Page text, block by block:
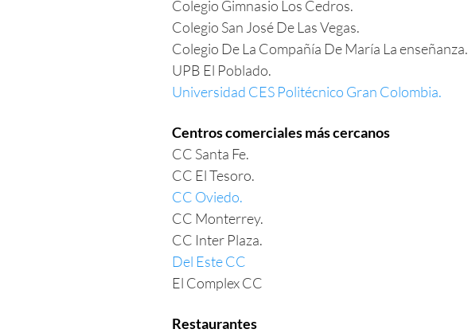
Colegio Gimnasio Los Cedros.
Colegio San José De Las Vegas.
Colegio De La Compañía De María La enseñanza.
UPB El Poblado.
Universidad CES Politécnico Gran Colombia.
Centros comerciales más cercanos
CC Santa Fe.
CC El Tesoro.
CC Oviedo.
CC Monterrey.
CC Inter Plaza.
Del Este CC
El Complex CC
Restaurantes